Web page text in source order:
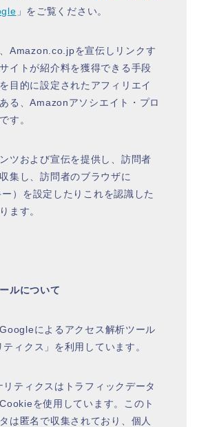
」をご覧ください。
Amazon.co.jpを宣伝しリンクす
イトが紹介料を獲得できる手段
目的に設定されたアフィリエイ
る、Amazonアソシエイト・プロ
す。
ツおよび宣伝を提供し、訪問者
集し、訪問者のブラウザに
）を設定したりこれを認識した
ます。
ルについて
によるアクセス解析ツール
ティクス」を利用しています。
ティクスはトラフィックデータ
を使用しています。このト
は匿名で収集されており、個人